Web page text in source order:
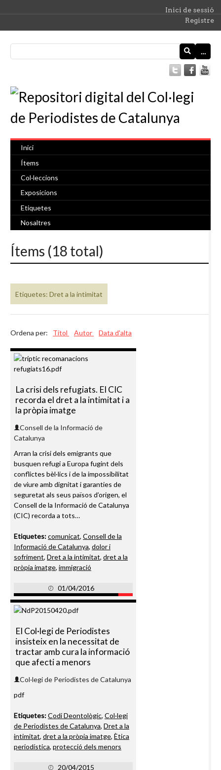
Inici de sessió
Registre
…
Inici
Ítems
Col·leccions
Exposicions
Etiquetes
Nosaltres
Ítems (18 total)
Etiquetes: Dret a la intimitat
Ordena per: Títol Autor Data d'alta
La crisi dels refugiats. El CIC
recorda el dret a la intimitat i a
la pròpia imatge
Consell de la Informació de
Catalunya
Arran la crisi dels emigrants que
busquen refugi a Europa fugint dels
conflictes bèl·lics i de la impossibilitat
de viure amb dignitat i garanties de
seguretat als seus països d’origen, el
Consell de la Informació de Catalunya
(CIC) recorda a tots…
Etiquetes:comunicat, Consell de la
Informació de Catalunya, dolor i
sofriment, Dret a la intimitat, dret a la
pròpia imatge, immigració
01/04/2016
El Col·legi de Periodistes
insisteix en la necessitat de
tractar amb cura la informació
que afecti a menors
Col·legi de Periodistes de Catalunya
pdf
Etiquetes:Codi Deontològic, Col·legi
de Periodistes de Catalunya, Dret a la
intimitat, dret a la pròpia imatge, Ètica
periodística, protecció dels menors
20/04/2015